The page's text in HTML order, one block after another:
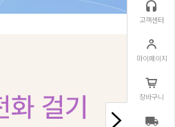
고객센터
마이페이지
장바구니